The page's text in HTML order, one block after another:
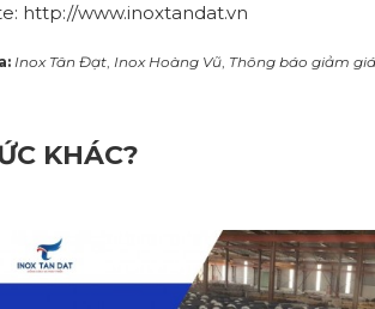
http://www.inoxtandat.vn
Inox Tân Đạt, Inox Hoàng Vũ, Thông báo giảm giá
KHÁC?